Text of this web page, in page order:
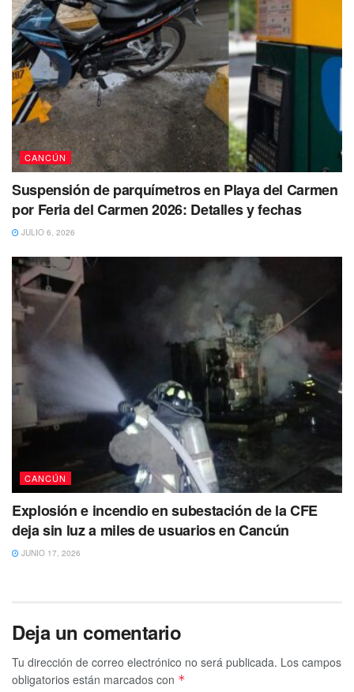
CANCÚN
Suspensión de parquímetros en Playa del Carmen
por Feria del Carmen 2026: Detalles y fechas
JULIO 6, 2026
CANCÚN
Explosión e incendio en subestación de la CFE
deja sin luz a miles de usuarios en Cancún
JUNIO 17, 2026
Deja un comentario
Tu dirección de correo electrónico no será publicada. Los campos
obligatorios están marcados con *